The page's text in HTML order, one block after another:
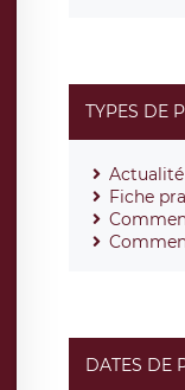
TYPES DE
Fiche
DATES DE